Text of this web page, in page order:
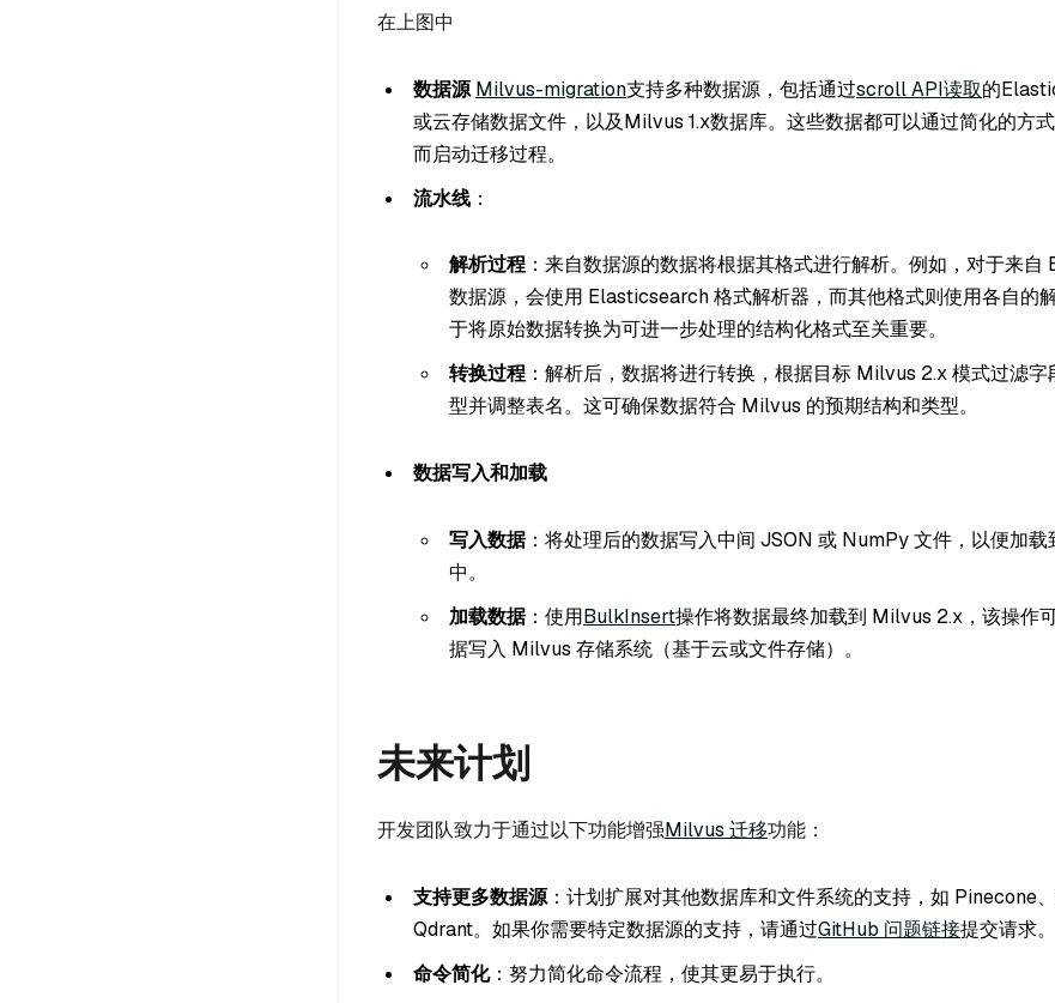
在上图中
数据源 Milvus-migration支持多种数据源，包括通过scroll API读取的
或云存储数据文件，以及Milvus 1.x数据库。这些数据都可以通过简化的方
而启动迁移过程。
流水线 ：
解析过程：来自数据源的数据将根据其格式进行解析。例如，对于来自
数据源，会使用 Elasticsearch 格式解析器，而其他格式则使用各自的
于将原始数据转换为可进一步处理的结构化格式至关重要。
转换过程：解析后，数据将进行转换，根据目标 Milvus 2.x 模式过滤字
型并调整表名。这可确保数据符合 Milvus 的预期结构和类型。
数据写入和加载
写入数据：将处理后的数据写入中间 JSON 或 NumPy 文件，以便加
中。
加载数据：使用BulkInsert操作将数据最终加载到 Milvus 2.x，该操作
据写入 Milvus 存储系统（基于云或文件存储）。
未来计划
开发团队致力于通过以下功能增强Milvus 迁移功能：
支持更多数据源：计划扩展对其他数据库和文件系统的支持，如 Pinecone
Qdrant。如果你需要特定数据源的支持，请通过GitHub 问题链接提交请求。
命令简化：努力简化命令流程，使其更易于执行。